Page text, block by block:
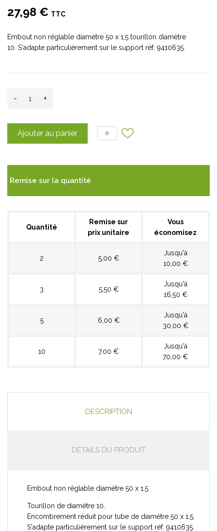
27,98 € TTC
Embout non réglable diamètre 50 x 1,5 tourillon diamètre
10. S'adapte particulièrement sur le support réf. 9410635.
- +
Ajouter au panier 0
Remise sur la quantité
Quantité
Remise sur
prix unitaire
Vous
économisez
2 5,00 €
Jusqu'à
10,00 €
3 5,50 €
Jusqu'à
16,50 €
5 6,00 €
Jusqu'à
30,00 €
10 7,00 €
Jusqu'à
70,00 €
DESCRIPTION
DÉTAILS DU PRODUIT
Embout non réglable diamètre 50 x 1,5
Tourillon de diamètre 10.
Encombrement réduit pour tube de diamètre 50 x 1,5.
S'adapte particulièrement sur le support réf. 9410635.